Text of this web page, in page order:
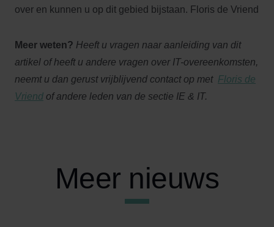
over en kunnen u op dit gebied bijstaan. Floris de Vriend
Meer weten? Heeft u vragen naar aanleiding van dit
artikel of heeft u andere vragen over IT-overeenkomsten,
neemt u dan gerust vrijblijvend contact op met Floris de
Vriend of andere leden van de sectie IE & IT.
Meer nieuws